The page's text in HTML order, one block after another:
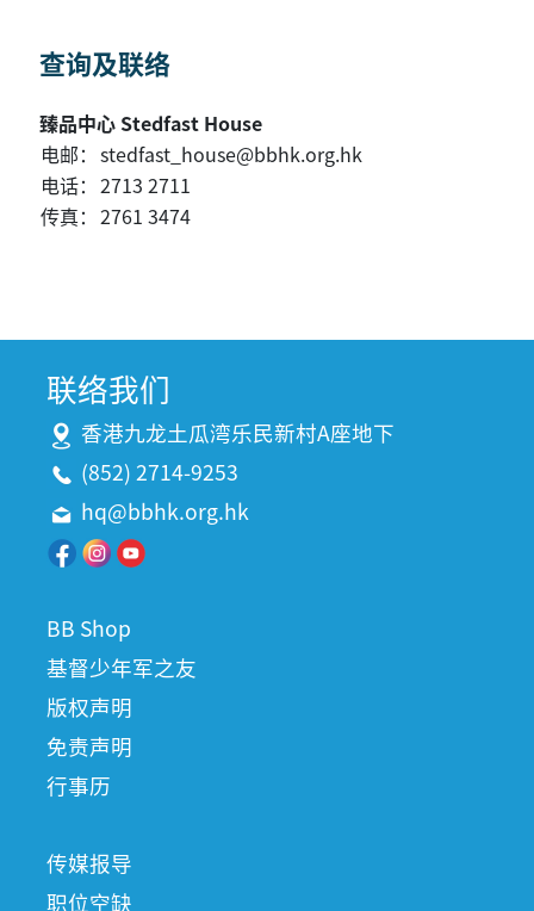
查询及联络
臻品中心 Stedfast House
电邮： stedfast_house@bbhk.org.hk
电话： 2713 2711
传真： 2761 3474
联络我们
香港九龙土瓜湾乐民新村A座地下
(852) 2714-9253
hq@bbhk.org.hk
BB Shop
基督少年军之友
版权声明
免责声明
行事历
传媒报导
职位空缺